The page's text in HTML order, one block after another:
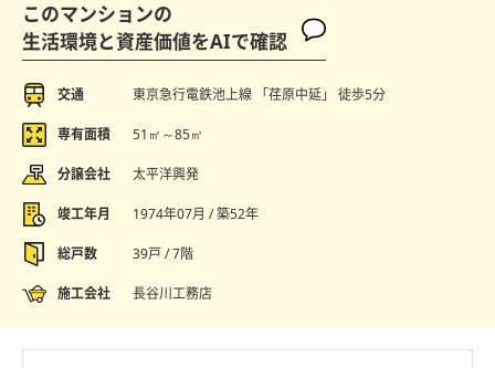
このマンションの
生活環境と資産価値をAIで確認
交通 東京急行電鉄池上線 「荏原中延」 徒歩5分
専有面積 51㎡～85㎡
分譲会社 太平洋興発
竣工年月 1974年07月 / 築52年
総戸数 39戸 / 7階
施工会社 長谷川工務店